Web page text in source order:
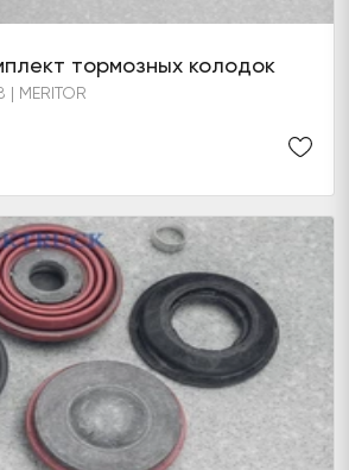
тормозных колодок
| MERITOR